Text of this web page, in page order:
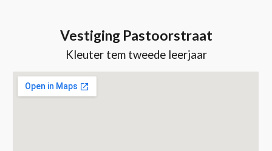
Vestiging Pastoorstraat
Kleuter tem tweede leerjaar